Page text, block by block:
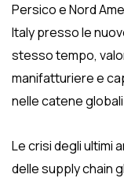
Persico e Nord
Italy presso le
stesso tempo,
manifatturiere e
nelle catene
Le crisi degli ultimi
delle supply chain